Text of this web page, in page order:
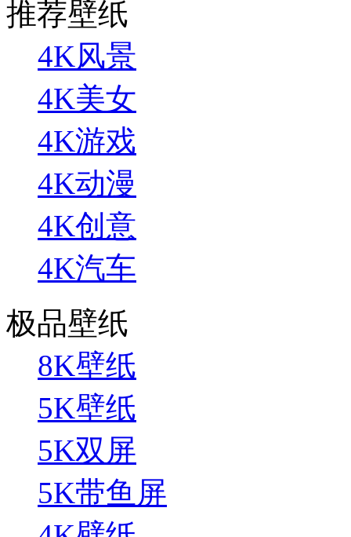
推荐壁纸
4K风景
4K美女
4K游戏
4K动漫
4K创意
4K汽车
极品壁纸
8K壁纸
5K壁纸
5K双屏
5K带鱼屏